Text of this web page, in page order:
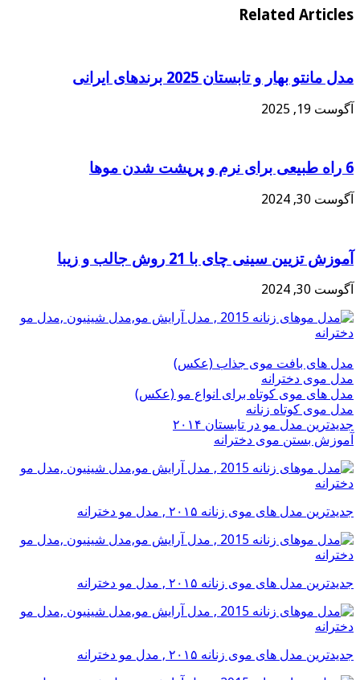
Related Articles
مدل مانتو بهار و تابستان 2025 برندهای ایرانی
آگوست 19, 2025
6 راه طبیعی برای نرم و پرپشت شدن موها
آگوست 30, 2024
آموزش تزیین سینی چای با 21 روش جالب و زیبا
آگوست 30, 2024
مدل های بافت موی جذاب (عکس)
مدل موی دخترانه
مدل های موی کوتاه برای انواع مو (عکس)
مدل موی کوتاه زنانه
جدیدترین مدل مو در تابستان ۲۰۱۴
آموزش بستن موی دخترانه
جدیدترین مدل های موی زنانه ۲۰۱۵ , مدل مو دخترانه
جدیدترین مدل های موی زنانه ۲۰۱۵ , مدل مو دخترانه
جدیدترین مدل های موی زنانه ۲۰۱۵ , مدل مو دخترانه